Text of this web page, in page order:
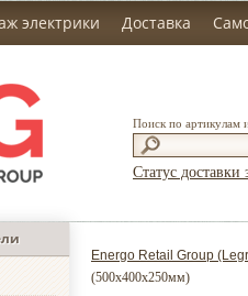
электрики Доставка
Поиск по артикулам
Статус доставки
Energo Retail Group
(500х400х250мм)